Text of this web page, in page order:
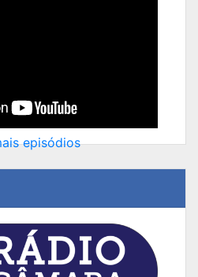
episódios